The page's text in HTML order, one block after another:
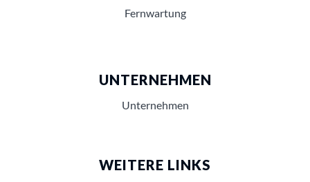
Fernwartung
UNTERNEHMEN
Unternehmen
WEITERE LINKS